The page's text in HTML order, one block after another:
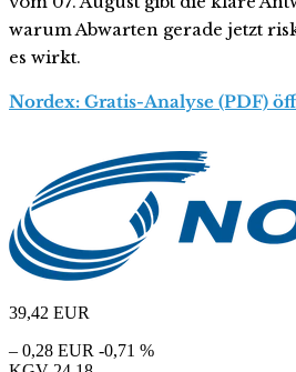
warum Abwarten gerade jetzt
es wirkt.
Nordex: Gratis-Analyse (PDF)
39,42 EUR
– 0,28 EUR -0,71 %